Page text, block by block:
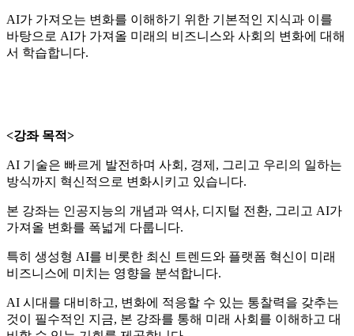
AI가 가져오는 변화를 이해하기 위한 기본적인 지식과 이를
바탕으로 AI가 가져올 미래의 비즈니스와 사회의 변화에 대해
서 학습합니다.
<강좌 목적>
AI 기술은 빠르게 발전하며 사회, 경제, 그리고 우리의 일하는
방식까지 혁신적으로 변화시키고 있습니다.
본 강좌는 인공지능의 개념과 역사, 디지털 전환, 그리고 AI가
가져올 변화를 폭넓게 다룹니다.
특히 생성형 AI를 비롯한 최신 트렌드와 플랫폼 혁신이 미래
비즈니스에 미치는 영향을 분석합니다.
AI 시대를 대비하고, 변화에 적응할 수 있는 통찰력을 갖추는
것이 필수적인 지금, 본 강좌를 통해 미래 사회를 이해하고 대